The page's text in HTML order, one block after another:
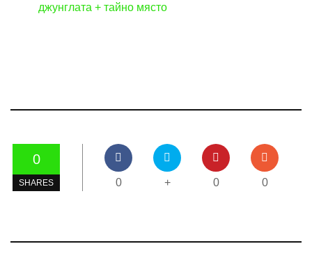
джунглата + тайно място
0
SHARES 0 + 0 0